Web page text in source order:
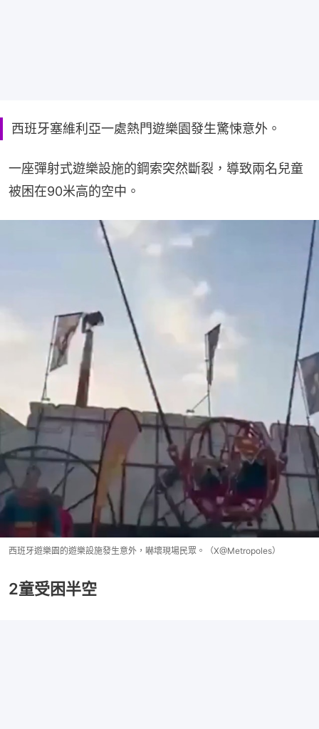
西班牙塞維利亞一處熱門遊樂園發生驚悚意外。
一座彈射式遊樂設施的鋼索突然斷裂，導致兩名兒童
被困在90米高的空中。
西班牙遊樂園的遊樂設施發生意外，嚇壞現場民眾。（X@Metropoles）
2童受困半空